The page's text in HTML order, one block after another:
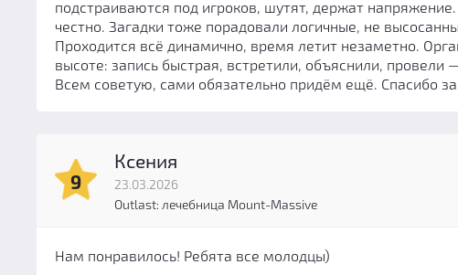
подстраиваются под игроков, шутят, держат напряжение.
честно. Загадки тоже порадовали логичные, не
Проходится всё динамично, время летит незаметно.
высоте: запись быстрая, встретили, объяснили, провели
Всем советую, сами обязательно придём ещё. Спасибо за
9
Ксения
23.03.2026
Outlast: лечебница Mount-Massive
Нам понравилось! Ребята все молодцы)